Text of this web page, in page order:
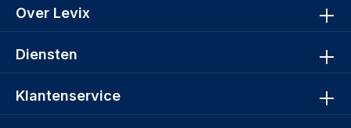
Over Levix
Diensten
Klantenservice